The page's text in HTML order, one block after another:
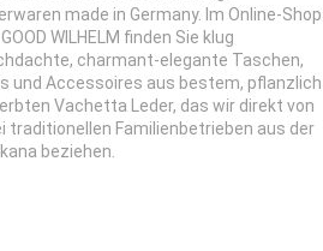
made in Germany. Im Online-Shop
WILHELM finden Sie klug
charmant-elegante Taschen,
und Accessoires aus bestem, pflanzlich
Vachetta Leder, das wir direkt von
traditionellen Familienbetrieben aus der
beziehen.